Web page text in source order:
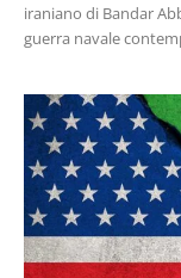
iraniano di Bandar
guerra navale